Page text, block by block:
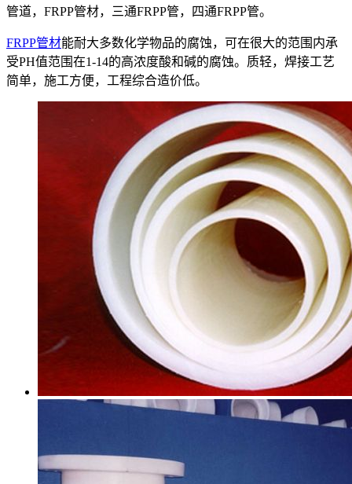
管道，FRPP管材，三通FRPP管，四通FRPP管。
FRPP管材能耐大多数化学物品的腐蚀，可在很大的范围内承
受PH值范围在1-14的高浓度酸和碱的腐蚀。质轻，焊接工艺
简单，施工方便，工程综合造价低。